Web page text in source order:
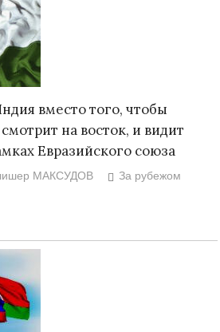
вместо того, чтобы
на восток, и видит
Евразийского союза
МАКСУДОВ
За рубежом